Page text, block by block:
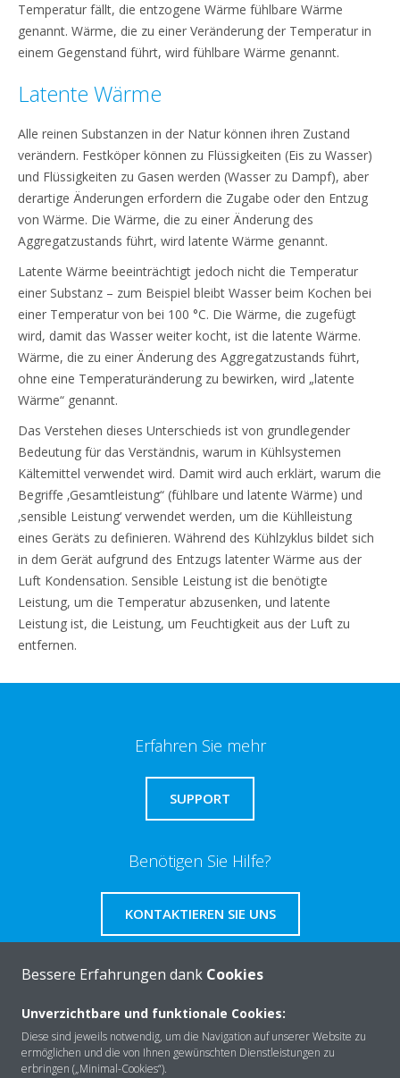
Temperatur fällt, die entzogene Wärme fühlbare Wärme
genannt. Wärme, die zu einer Veränderung der Temperatur in
einem Gegenstand führt, wird fühlbare Wärme genannt.
Latente Wärme
Alle reinen Substanzen in der Natur können ihren Zustand
verändern. Festköper können zu Flüssigkeiten (Eis zu Wasser)
und Flüssigkeiten zu Gasen werden (Wasser zu Dampf), aber
derartige Änderungen erfordern die Zugabe oder den Entzug
von Wärme. Die Wärme, die zu einer Änderung des
Aggregatzustands führt, wird latente Wärme genannt.
Latente Wärme beeinträchtigt jedoch nicht die Temperatur
einer Substanz – zum Beispiel bleibt Wasser beim Kochen bei
einer Temperatur von bei 100 °C. Die Wärme, die zugefügt
wird, damit das Wasser weiter kocht, ist die latente Wärme.
Wärme, die zu einer Änderung des Aggregatzustands führt,
ohne eine Temperaturänderung zu bewirken, wird „latente
Wärme“ genannt.
Das Verstehen dieses Unterschieds ist von grundlegender
Bedeutung für das Verständnis, warum in Kühlsystemen
Kältemittel verwendet wird. Damit wird auch erklärt, warum die
Begriffe ‚Gesamtleistung“ (fühlbare und latente Wärme) und
‚sensible Leistung‘ verwendet werden, um die Kühlleistung
eines Geräts zu definieren. Während des Kühlzyklus bildet sich
in dem Gerät aufgrund des Entzugs latenter Wärme aus der
Luft Kondensation. Sensible Leistung ist die benötigte
Leistung, um die Temperatur abzusenken, und latente
Leistung ist, die Leistung, um Feuchtigkeit aus der Luft zu
entfernen.
Erfahren Sie mehr
SUPPORT
Benötigen Sie Hilfe?
KONTAKTIEREN SIE UNS
Über Daikin
Bessere Erfahrungen dank Cookies
Unverzichtbare und funktionale Cookies:
Diese sind jeweils notwendig, um die Navigation auf unserer Website zu
ermöglichen und die von Ihnen gewünschten Dienstleistungen zu
erbringen („Minimal-Cookies“).